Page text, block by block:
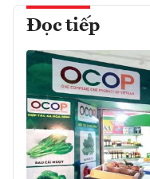
Đọc tiếp